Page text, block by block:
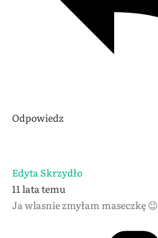
Odpowiedz
Edyta Skrzydło
11 lata temu
Ja wlasnie zmyłam maseczkę 😉